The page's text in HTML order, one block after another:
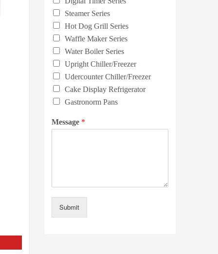
Steamer Series
Hot Dog Grill Series
Waffle Maker Series
Water Boiler Series
Upright Chiller/Freezer
Udercounter Chiller/Freezer
Cake Display Refrigerator
Gastronorm Pans
Message *
Submit